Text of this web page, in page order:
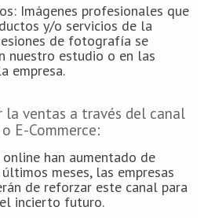
Imágenes profesionales que
y/o servicios de la
de fotografía se
nuestro estudio o en las
empresa.
la ventas a través del canal
E-Commerce:
han aumentado de
meses, las empresas
de reforzar este canal para
incierto futuro.